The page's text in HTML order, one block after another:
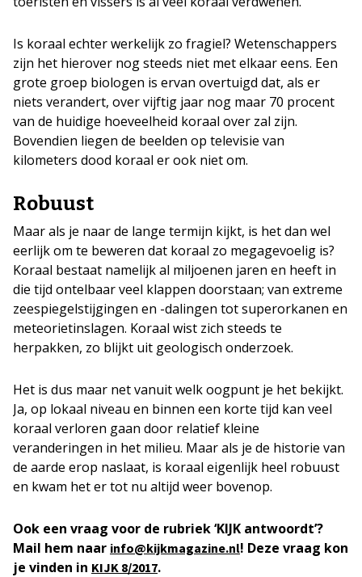
Is koraal echter werkelijk zo fragiel? Wetenschappers
zijn het hierover nog steeds niet met elkaar eens. Een
grote groep biologen is ervan overtuigd dat, als er
niets verandert, over vijftig jaar nog maar 70 procent
van de huidige hoeveelheid koraal over zal zijn.
Bovendien liegen de beelden op televisie van
kilometers dood koraal er ook niet om.
Robuust
Maar als je naar de lange termijn kijkt, is het dan wel
eerlijk om te beweren dat koraal zo megagevoelig is?
Koraal bestaat namelijk al miljoenen jaren en heeft in
die tijd ontelbaar veel klappen doorstaan; van extreme
zeespiegelstijgingen en -dalingen tot superorkanen en
meteorietinslagen. Koraal wist zich steeds te
herpakken, zo blijkt uit geologisch onderzoek.
Het is dus maar net vanuit welk oogpunt je het bekijkt.
Ja, op lokaal niveau en binnen een korte tijd kan veel
koraal verloren gaan door relatief kleine
veranderingen in het milieu. Maar als je de historie van
de aarde erop naslaat, is koraal eigenlijk heel robuust
en kwam het er tot nu altijd weer bovenop.
Ook een vraag voor de rubriek ‘KIJK antwoordt’?
Mail hem naar info@kijkmagazine.nl! Deze vraag kon
je vinden in KIJK 8/2017.